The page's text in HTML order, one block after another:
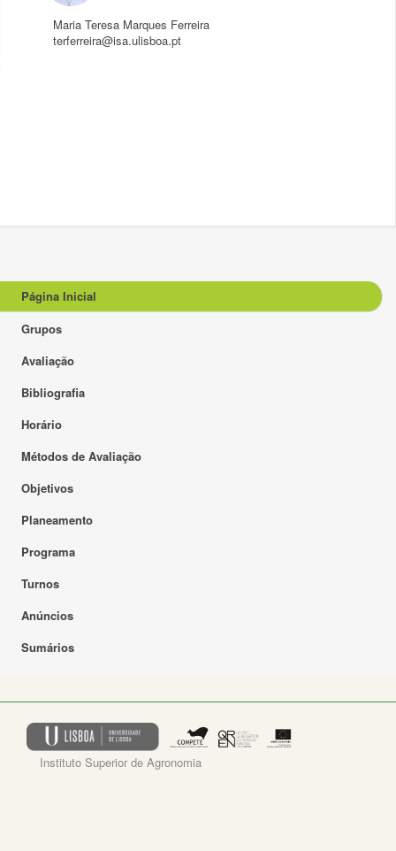
Maria Teresa Marques Ferreira
terferreira@isa.ulisboa.pt
Página Inicial
Grupos
Avaliação
Bibliografia
Horário
Métodos de Avaliação
Objetivos
Planeamento
Programa
Turnos
Anúncios
Sumários
Instituto Superior de Agronomia